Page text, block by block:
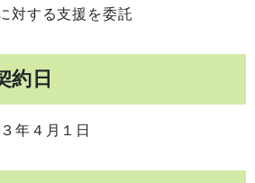
対する支援を委託
約日
年４月１日